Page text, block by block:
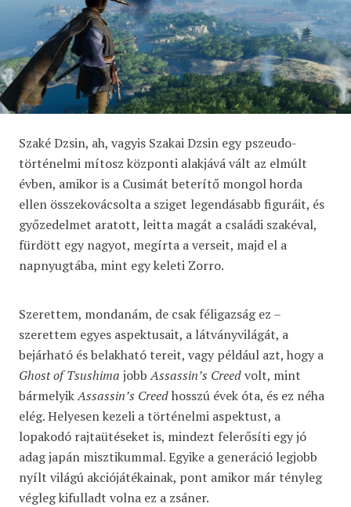
Szaké Dzsin, ah, vagyis Szakai Dzsin egy pszeudo-
történelmi mítosz központi alakjává vált az elmúlt
évben, amikor is a Cusimát beterítő mongol horda
ellen összekovácsolta a sziget legendásabb figuráit, és
győzedelmet aratott, leitta magát a családi szakéval,
fürdött egy nagyot, megírta a verseit, majd el a
napnyugtába, mint egy keleti Zorro.
Szerettem, mondanám, de csak féligazság ez –
szerettem egyes aspektusait, a látványvilágát, a
bejárható és belakható tereit, vagy például azt, hogy a
Ghost of Tsushima jobbAssassin’s Creedvolt, mint
bármelyikAssassin’s Creedhosszú évek óta, és ez néha
elég. Helyesen kezeli a történelmi aspektust, a
lopakodó rajtaütéseket is, mindezt felerősíti egy jó
adag japán misztikummal. Egyike a generáció legjobb
nyílt világú akciójátékainak, pont amikor már tényleg
végleg kifulladt volna ez a zsáner.